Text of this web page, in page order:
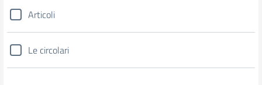
Articoli
Le circolari